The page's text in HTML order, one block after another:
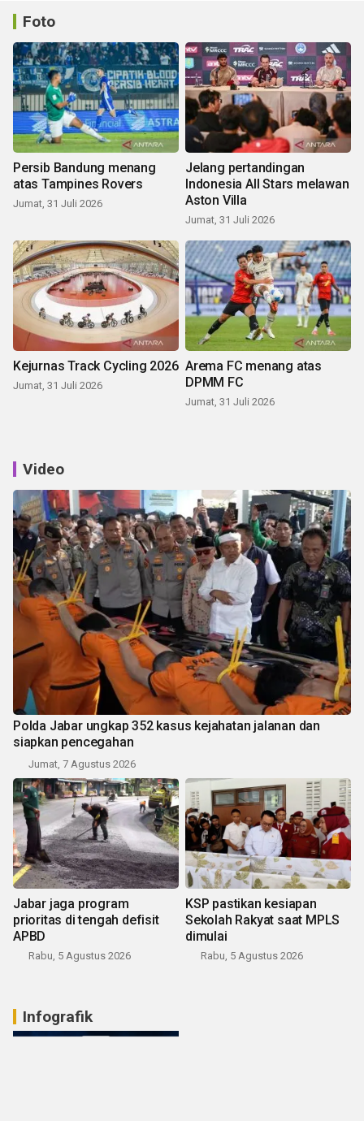
Foto
Persib Bandung menang
atas Tampines Rovers
Jumat, 31 Juli 2026
Jelang pertandingan
Indonesia All Stars melawan
Aston Villa
Jumat, 31 Juli 2026
Kejurnas Track Cycling 2026
Jumat, 31 Juli 2026
Arema FC menang atas
DPMM FC
Jumat, 31 Juli 2026
Video
Polda Jabar ungkap 352 kasus kejahatan jalanan dan
siapkan pencegahan
Jumat, 7 Agustus 2026
Jabar jaga program
prioritas di tengah defisit
APBD
Rabu, 5 Agustus 2026
KSP pastikan kesiapan
Sekolah Rakyat saat MPLS
dimulai
Rabu, 5 Agustus 2026
Infografik